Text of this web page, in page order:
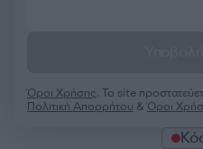
Όροι Χρήσης. Το site
Πολιτική Απορρήτου &Όροι